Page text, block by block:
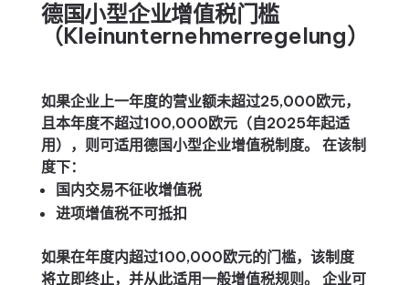
德国小型企业增值税门槛
（Kleinunternehmerregelung）
如果企业上一年度的营业额未超过25,000欧元，
且本年度不超过100,000欧元（自2025年起适
用），则可适用德国小型企业增值税制度。 在该制
度下：
国内交易不征收增值税
进项增值税不可抵扣
如果在年度内超过100,000欧元的门槛，该制度
将立即终止，并从此适用一般增值税规则。 企业可